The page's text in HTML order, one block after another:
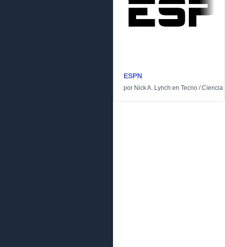
ESPN
por Nick A. Lynch en Tecno /Ciencia